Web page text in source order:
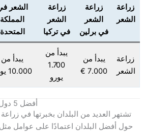
زراعة
الشعر
زراعة
الشعر
في برلين
زراعة
الشعر
في تركيا
الشعر
المملكة
المتحدة
زراعة
الشعر
يبدأ من
7.000 €
يبدأ من
1.700
يورو
يبدأ من
10.000 يورو
أفضل 5 دول في العالم لزراعة الشعر
تشتهر العديد من البلدان بخبرتها في
حول أفضل البلدان اعتمادًا على عوامل مثل